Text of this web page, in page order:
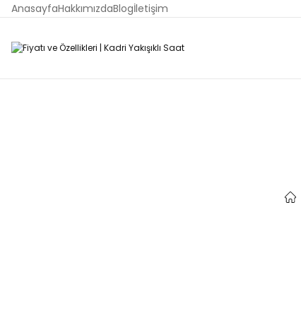
AnasayfaHakkımızdaBlogİletişim